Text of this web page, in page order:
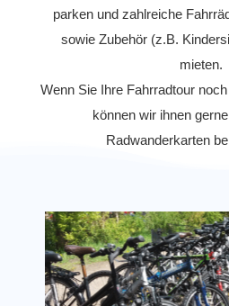
parken und zahlreiche
sowie Zubehör (z.B.
mieten.
Wenn Sie Ihre Fahrradtour
können wir ihnen
Radwanderkarten